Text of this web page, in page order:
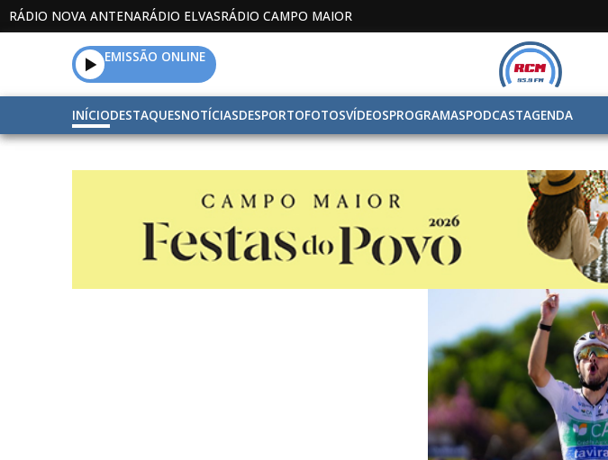
RÁDIO NOVA ANTENARÁDIO ELVASRÁDIO CAMPO MAIOR
EMISSÃO ONLINE
INÍCIODESTAQUESNOTÍCIASDESPORTOFOTOSVÍDEOSPROGRAMASPODCASTAGENDA